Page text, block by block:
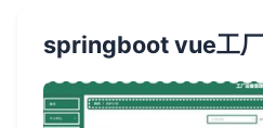
springboot vue工